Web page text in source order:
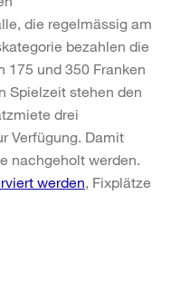
die regelmässig am
bezahlen die
175 und 350 Franken
Spielzeit stehen den
drei
Verfügung. Damit
nachgeholt werden.
werden , Fixplätze